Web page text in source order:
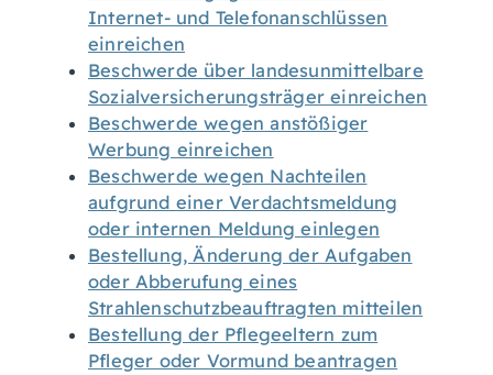
Internet- und Telefonanschlüssen
einreichen
Beschwerde über landesunmittelbare
Sozialversicherungsträger einreichen
Beschwerde wegen anstößiger
Werbung einreichen
Beschwerde wegen Nachteilen
aufgrund einer Verdachtsmeldung
oder internen Meldung einlegen
Bestellung, Änderung der Aufgaben
oder Abberufung eines
Strahlenschutzbeauftragten mitteilen
Bestellung der Pflegeeltern zum
Pfleger oder Vormund beantragen